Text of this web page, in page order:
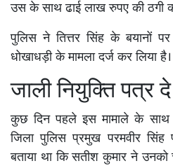
उस के साथ ढाई लाख रुपए की ठगी
पुलिस ने तित्तर सिंह के बयानों
धोखाधड़ी के मामला दर्ज कर लिया है।
जाली नियुक्ति
कुछ दिन पहले इस मामाले के साथ
जिला पुलिस प्रमुख परमवीर सिंह
बताया था कि सतीश कुमार ने